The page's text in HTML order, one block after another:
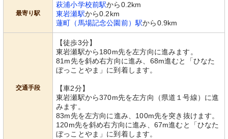
最寄り駅
萩浦小学校前駅から0.2km
東岩瀬駅から0.2km
蓮町（馬場記念公園前）駅から0.9km
交通手段
【徒歩3分】
東岩瀬駅から180m先を左方向に進みます。
81m先を斜め右方向に進み、68m進むと「ひなた
ぼっことやま」に到着します。
【車2分】
東岩瀬駅から370m先を左方向（県道１号線）に進
みます。
83m先を左方向に進み、100m先を突き抜けます。
120m先を斜め右方向に進み、67m進むと「ひなた
ぼっことやま」に到着します。